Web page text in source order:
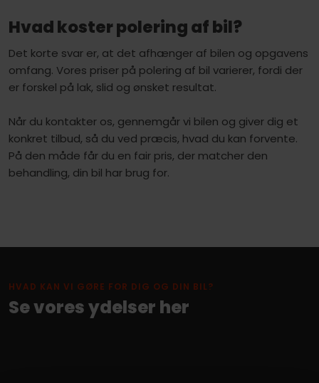
Hvad koster polering af bil?
Det korte svar er, at det afhænger af bilen og opgavens
omfang. Vores priser på polering af bil varierer, fordi der
er forskel på lak, slid og ønsket resultat.
Når du kontakter os, gennemgår vi bilen og giver dig et
konkret tilbud, så du ved præcis, hvad du kan forvente.
På den måde får du en fair pris, der matcher den
behandling, din bil har brug for.
HVAD KAN VI GØRE FOR DIG OG DIN BIL?
Se vores ydelser her​